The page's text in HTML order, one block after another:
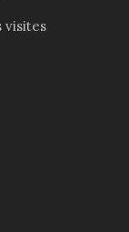
visites